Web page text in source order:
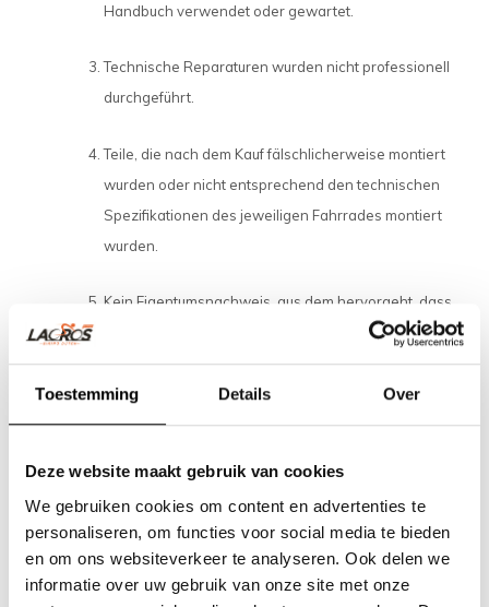
Toestemming Details Over
Deze website maakt gebruik van cookies
We gebruiken cookies om content en advertenties te
personaliseren, om functies voor social media te bieden
en om ons websiteverkeer te analyseren. Ook delen we
informatie over uw gebruik van onze site met onze
Handbuch verwendet oder gewartet.
Technische Reparaturen wurden nicht professionell
durchgeführt.
Teile, die nach dem Kauf fälschlicherweise montiert
wurden oder nicht entsprechend den technischen
Spezifikationen des jeweiligen Fahrrades montiert
wurden.
Kein Eigentumsnachweis, aus dem hervorgeht, dass
das Fahrrad von SHINGA oder einem seiner Händler
geliefert wurde.
Falsche Einstellung/Spannung von Lenkrad, Lenker,
Sattel, Sattelstift, Getriebe, Bremsen, Räder, Sattel und
Lenkung sowie der Verriegelungs- und
Sicherheitsmechanismus des Faltscharniers der